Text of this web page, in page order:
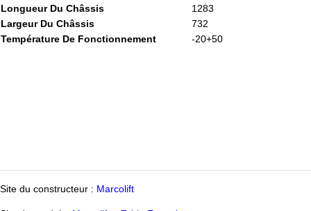
Longueur Du Châssis
1283
Largeur Du Châssis
732
Température De Fonctionnement
-20+50
Site du constructeur : Marcolift